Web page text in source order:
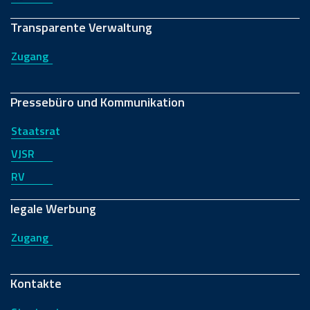
Transparente Verwaltung
Zugang
Pressebüro und Kommunikation
Staatsrat
VJSR
RV
legale Werbung
Zugang
Kontakte